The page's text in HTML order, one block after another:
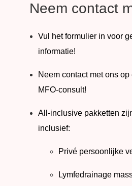
Neem contact
Vul het formulier in voor
informatie!
Neem contact met ons
MFO-consult!
All-inclusive pakketten
inclusief:
Privé persoonlijke
Lymfedrainage